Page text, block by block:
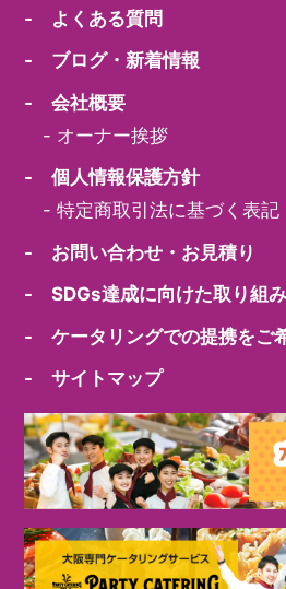
- よくある質問
- ブログ・新着情報
- 会社概要
- オーナー挨拶
- 個人情報保護方針
-特定商取引法に基づく表記
- お問い合わせ・お見積り
- SDGs達成に向けた取り組み
- ケータリングでの提携をご
- サイトマップ